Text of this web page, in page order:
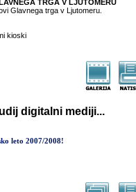
TRGA V LJUTOMERU
Glavnega trga v Ljutomeru.
kioski
digitalni mediji...
leto 2007/2008!